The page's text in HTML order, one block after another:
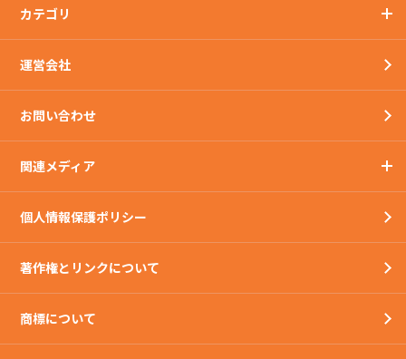
カテゴリ
運営会社
お問い合わせ
関連メディア
個人情報保護ポリシー
著作権とリンクについて
商標について